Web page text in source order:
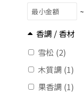
~
香調 / 香材
雪松 (2)
木質調 (1)
果香調 (1)